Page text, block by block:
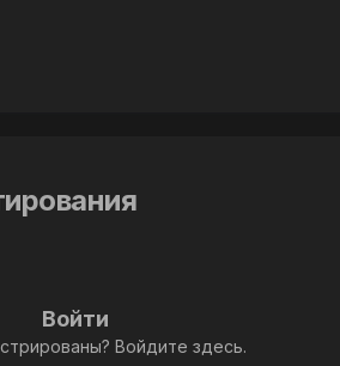
Войти
Войдите здесь.